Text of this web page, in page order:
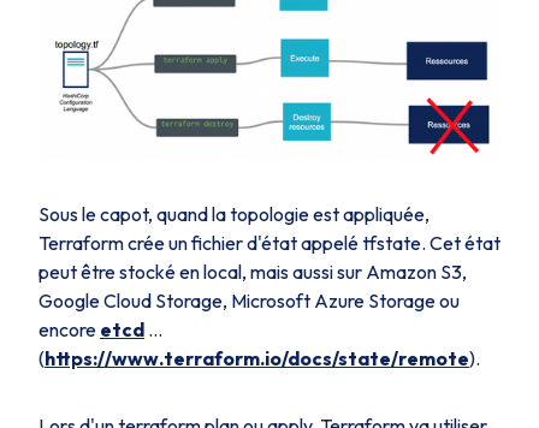
Sous le capot, quand la topologie est appliquée,
Terraform crée un fichier d'état appelé tfstate. Cet état
peut être stocké en local, mais aussi sur Amazon S3,
Google Cloud Storage, Microsoft Azure Storage ou
encore etcd …
(https://www.terraform.io/docs/state/remote).